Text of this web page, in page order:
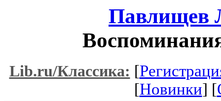
Павлищев
Lib.ru/Классика: [
[Новинки] [